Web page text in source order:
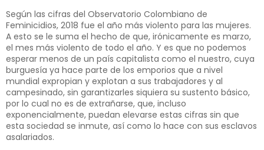
Según las cifras del Observatorio Colombiano de
Feminicidios, 2018 fue el año más violento para las mujeres.
A esto se le suma el hecho de que, irónicamente es marzo,
el mes más violento de todo el año. Y es que no podemos
esperar menos de un país capitalista como el nuestro, cuya
burguesía ya hace parte de los emporios que a nivel
mundial expropian y explotan a sus trabajadores y al
campesinado, sin garantizarles siquiera su sustento básico,
por lo cual no es de extrañarse, que, incluso
exponencialmente, puedan elevarse estas cifras sin que
esta sociedad se inmute, así como lo hace con sus esclavos
asalariados.